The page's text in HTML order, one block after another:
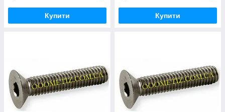
Купити Купити